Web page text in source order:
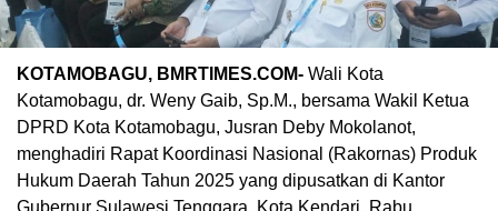
KOTAMOBAGU, BMRTIMES.COM- Wali Kota
Kotamobagu, dr. Weny Gaib, Sp.M., bersama Wakil Ketua
DPRD Kota Kotamobagu, Jusran Deby Mokolanot,
menghadiri Rapat Koordinasi Nasional (Rakornas) Produk
Hukum Daerah Tahun 2025 yang dipusatkan di Kantor
Gubernur Sulawesi Tenggara, Kota Kendari, Rabu